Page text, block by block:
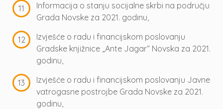
Informacija o stanju socijalne skrbi na području
Grada Novske za 2021. godinu,
Izvješće o radu i financijskom poslovanju
Gradske knjižnice „Ante Jagar“ Novska za 2021.
godinu,
Izvješće o radu i financijskom poslovanju Javne
vatrogasne postrojbe Grada Novske za 2021.
godinu,